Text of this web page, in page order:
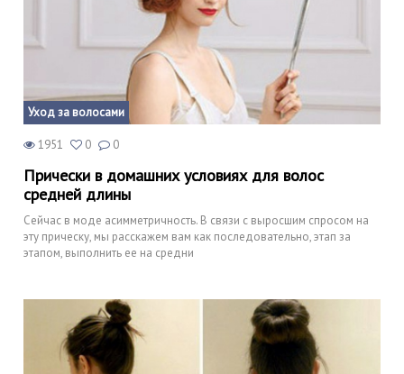
Уход за волосами
1951 0 0
Прически в домашних условиях для волос
средней длины
Сейчас в моде асимметричность. В связи с выросшим спросом на
эту прическу, мы расскажем вам как последовательно, этап за
этапом, выполнить ее на средни